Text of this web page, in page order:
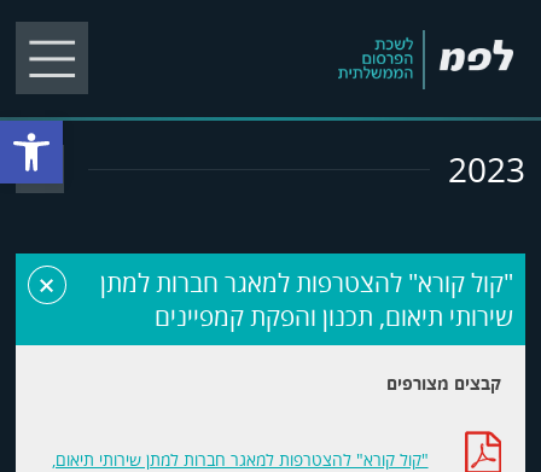
פתח
2023
"קול קורא" להצטרפות למאגר חברות למתן
שירותי תיאום, תכנון והפקת קמפיינים
+
קבצים מצורפים
"קול קורא" להצטרפות למאגר חברות למתן שירותי תיאום,